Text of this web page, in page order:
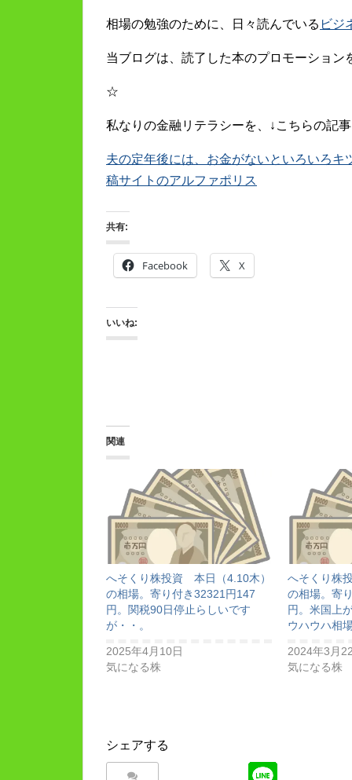
相場の勉強のために、日々読んでいる ビジ
当ブログは、読了した本のプロモーション
☆
私なりの金融リテラシーを、↓こちらの記
夫の定年後には、お金がないといろいろ
稿サイトのアルファポリス
共有:
Facebook X
いいね:
関連
へそくり株投資 本日（4.10木）
の相場。寄り付き32321円147
円。関税90日停止らしいです
が・・。
2025年4月10日
気になる株
へそくり株
の相場。寄
円。米国上
ウハウハ相
2024年3月
気になる株
シェアする